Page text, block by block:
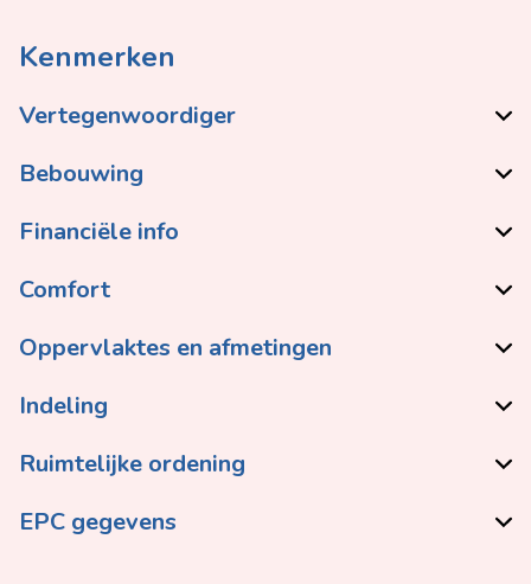
Kenmerken
Vertegenwoordiger
Bebouwing
Financiële info
Comfort
Oppervlaktes en afmetingen
Indeling
Ruimtelijke ordening
EPC gegevens